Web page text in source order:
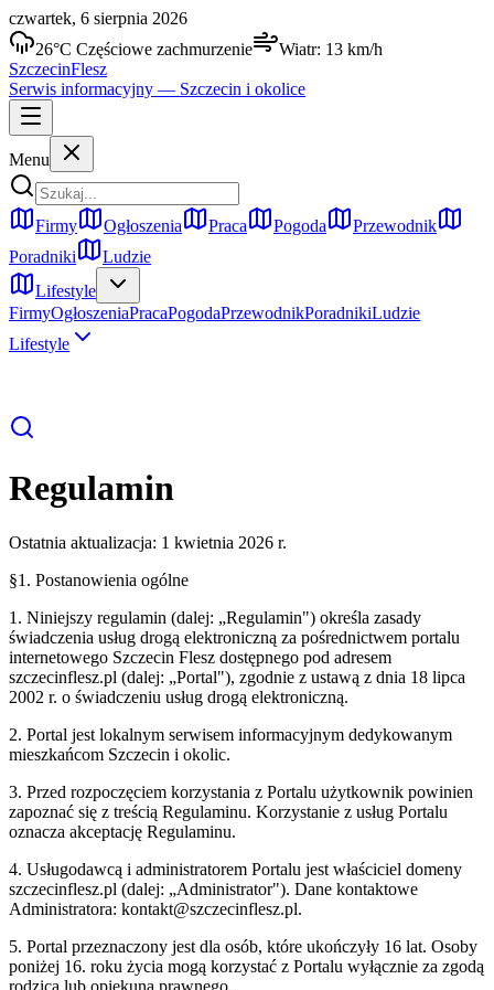
czwartek, 6 sierpnia 2026
26°C Częściowe zachmurzenie Wiatr: 13 km/h
SzczecinFlesz
Serwis informacyjny — Szczecin i okolice
Menu
Firmy Ogłoszenia Praca Pogoda
Przewodnik
Poradniki
Ludzie
Lifestyle
FirmyOgłoszeniaPracaPogodaPrzewodnikPoradnikiLudzie
Lifestyle
Regulamin
Ostatnia aktualizacja: 1 kwietnia 2026 r.
§1. Postanowienia ogólne
1. Niniejszy regulamin (dalej: „Regulamin") określa zasady
świadczenia usług drogą elektroniczną za pośrednictwem portalu
internetowego Szczecin Flesz dostępnego pod adresem
szczecinflesz.pl (dalej: „Portal"), zgodnie z ustawą z dnia 18 lipca
2002 r. o świadczeniu usług drogą elektroniczną.
2. Portal jest lokalnym serwisem informacyjnym dedykowanym
mieszkańcom Szczecin i okolic.
3. Przed rozpoczęciem korzystania z Portalu użytkownik powinien
zapoznać się z treścią Regulaminu. Korzystanie z usług Portalu
oznacza akceptację Regulaminu.
4. Usługodawcą i administratorem Portalu jest właściciel domeny
szczecinflesz.pl (dalej: „Administrator"). Dane kontaktowe
Administratora: kontakt@szczecinflesz.pl.
5. Portal przeznaczony jest dla osób, które ukończyły 16 lat. Osoby
poniżej 16. roku życia mogą korzystać z Portalu wyłącznie za zgodą
rodzica lub opiekuna prawnego.